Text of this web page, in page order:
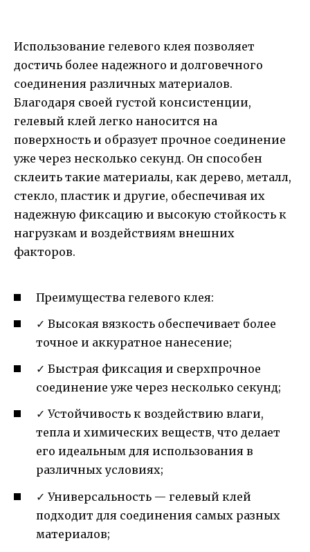
Использование гелевого клея позволяет
достичь более надежного и долговечного
соединения различных материалов.
Благодаря своей густой консистенции,
гелевый клей легко наносится на
поверхность и образует прочное соединение
уже через несколько секунд. Он способен
склеить такие материалы, как дерево, металл,
стекло, пластик и другие, обеспечивая их
надежную фиксацию и высокую стойкость к
нагрузкам и воздействиям внешних
факторов.
Преимущества гелевого клея:
✓ Высокая вязкость обеспечивает более
точное и аккуратное нанесение;
✓ Быстрая фиксация и сверхпрочное
соединение уже через несколько секунд;
✓ Устойчивость к воздействию влаги,
тепла и химических веществ, что делает
его идеальным для использования в
различных условиях;
✓ Универсальность — гелевый клей
подходит для соединения самых разных
материалов;